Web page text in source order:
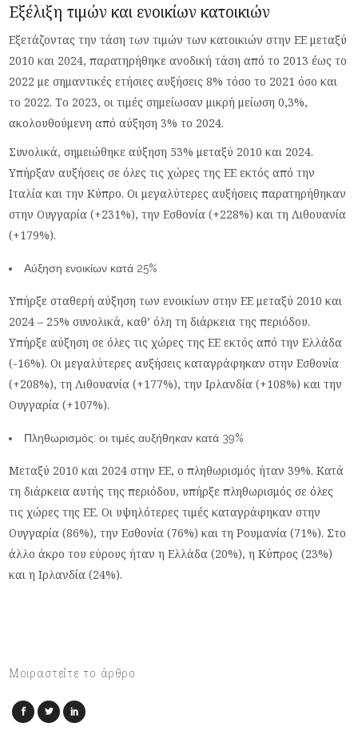
Εξέλιξη τιμών και ενοικίων κατοικιών
Εξετάζοντας την τάση των τιμών των κατοικιών στην ΕΕ μεταξύ
2010 και 2024, παρατηρήθηκε ανοδική τάση από το 2013 έως το
2022 με σημαντικές ετήσιες αυξήσεις 8% τόσο το 2021 όσο και
το 2022. Το 2023, οι τιμές σημείωσαν μικρή μείωση 0,3%,
ακολουθούμενη από αύξηση 3% το 2024.
Συνολικά, σημειώθηκε αύξηση 53% μεταξύ 2010 και 2024.
Υπήρξαν αυξήσεις σε όλες τις χώρες της ΕΕ εκτός από την
Ιταλία και την Κύπρο. Οι μεγαλύτερες αυξήσεις παρατηρήθηκαν
στην Ουγγαρία (+231%), την Εσθονία (+228%) και τη Λιθουανία
(+179%).
Αύξηση ενοικίων κατά 25%
Υπήρξε σταθερή αύξηση των ενοικίων στην ΕΕ μεταξύ 2010 και
2024 – 25% συνολικά, καθ’ όλη τη διάρκεια της περιόδου.
Υπήρξε αύξηση σε όλες τις χώρες της ΕΕ εκτός από την Ελλάδα
(-16%). Οι μεγαλύτερες αυξήσεις καταγράφηκαν στην Εσθονία
(+208%), τη Λιθουανία (+177%), την Ιρλανδία (+108%) και την
Ουγγαρία (+107%).
Πληθωρισμός: οι τιμές αυξήθηκαν κατά 39%
Μεταξύ 2010 και 2024 στην ΕΕ, ο πληθωρισμός ήταν 39%. Κατά
τη διάρκεια αυτής της περιόδου, υπήρξε πληθωρισμός σε όλες
τις χώρες της ΕΕ. Οι υψηλότερες τιμές καταγράφηκαν στην
Ουγγαρία (86%), την Εσθονία (76%) και τη Ρουμανία (71%). Στο
άλλο άκρο του εύρους ήταν η Ελλάδα (20%), η Κύπρος (23%)
και η Ιρλανδία (24%).
Μοιραστείτε το άρθρο